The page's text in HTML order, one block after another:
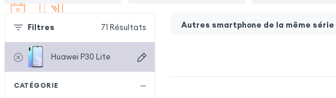
Filtres 71 Résultats
Huawei P30 Lite
CATÉGORIE
Autres smartphone de la même série